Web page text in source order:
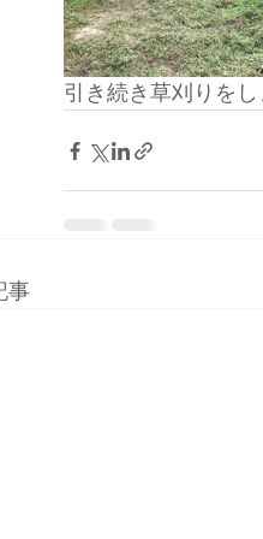
引き続き草刈りを
事